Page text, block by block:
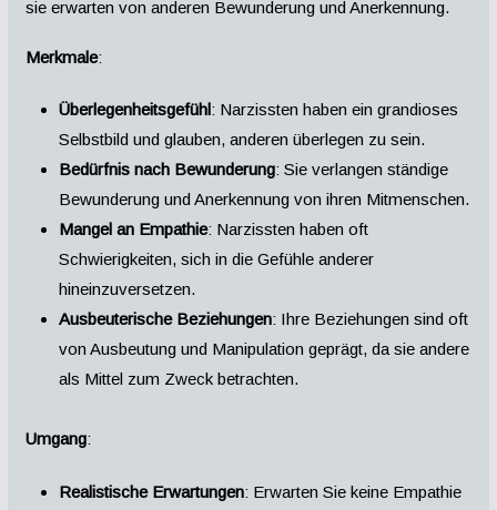
sie erwarten von anderen Bewunderung und Anerkennung.
Merkmale:
Überlegenheitsgefühl: Narzissten haben ein grandioses
Selbstbild und glauben, anderen überlegen zu sein.
Bedürfnis nach Bewunderung: Sie verlangen ständige
Bewunderung und Anerkennung von ihren Mitmenschen.
Mangel an Empathie: Narzissten haben oft
Schwierigkeiten, sich in die Gefühle anderer
hineinzuversetzen.
Ausbeuterische Beziehungen: Ihre Beziehungen sind oft
von Ausbeutung und Manipulation geprägt, da sie andere
als Mittel zum Zweck betrachten.
Umgang:
Realistische Erwartungen: Erwarten Sie keine Empathie